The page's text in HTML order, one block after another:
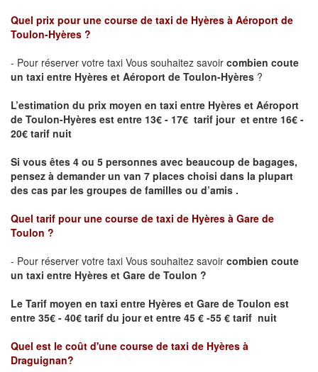
Quel prix pour une course de taxi de Hyères à Aéroport de
Toulon-Hyères ?
- Pour réserver votre taxi Vous souhaitez savoir combien coute
un taxi entre Hyères et Aéroport de Toulon-Hyères ?
L’estimation du prix moyen en taxi entre Hyères et Aéroport
de Toulon-Hyères est entre 13€ - 17€ tarif jour et entre 16€ -
20€ tarif nuit
Si vous êtes 4 ou 5 personnes avec beaucoup de bagages,
pensez à demander un van 7 places choisi dans la plupart
des cas par les groupes de familles ou d’amis .
Quel tarif pour une course de taxi de Hyères à Gare de
Toulon ?
- Pour réserver votre taxi Vous souhaitez savoir combien coute
un taxi entre Hyères et Gare de Toulon ?
Le Tarif moyen en taxi entre Hyères et Gare de Toulon est
entre 35€ - 40€ tarif du jour et entre 45 € -55 € tarif nuit
Quel est le coût d'une course de taxi de Hyères à
Draguignan?